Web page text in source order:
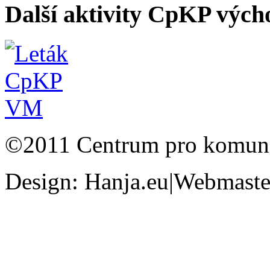
Další aktivity CpKP
©2011 Centrum pro
Design: